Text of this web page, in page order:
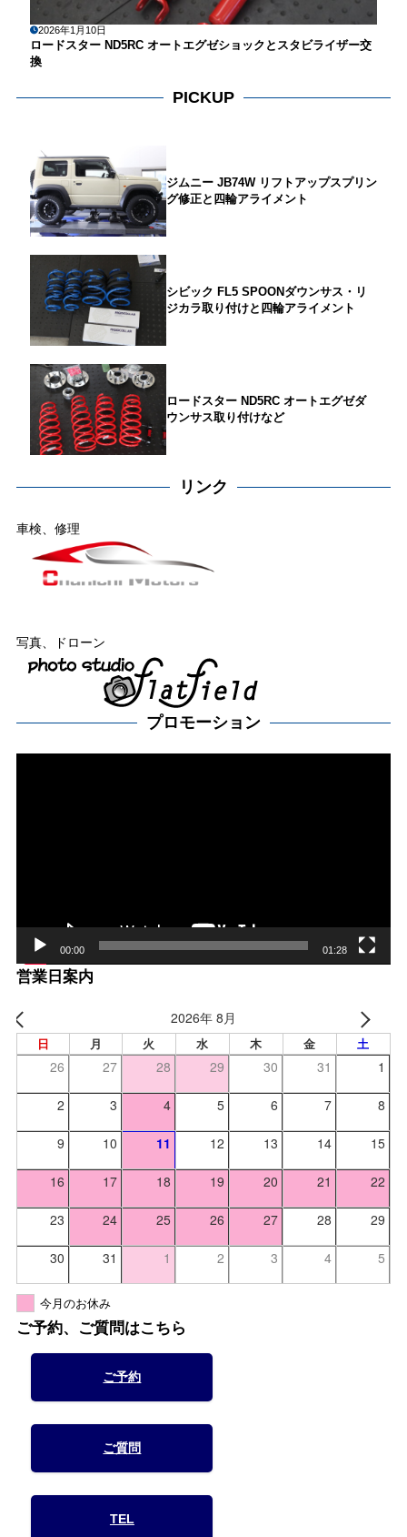
2026年1月10日
ロードスター ND5RC オートエグゼショックとスタビライザー交
換
PICKUP
ジムニー JB74W リフトアップスプリン
グ修正と四輪アライメント
シビック FL5 SPOONダウンサス・リ
ジカラ取り付けと四輪アライメント
ロードスター ND5RC オートエグゼダ
ウンサス取り付けなど
リンク
車検、修理
写真、ドローン
プロモーション
00:00 01:28
営業日案内
2026年 8月
日 月 火 水 木 金 土
26 27 28 29 30 31 1
2 3 4 5 6 7 8
9 10 11 12 13 14 15
16 17 18 19 20 21 22
23 24 25 26 27 28 29
30 31 1 2 3 4 5
今月のお休み
ご予約、ご質問はこちら
ご予約
ご質問
TEL